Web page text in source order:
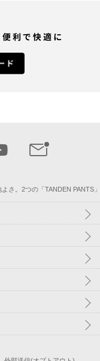
さ。2つの「TANDEN PANTS
外部送信(オプトアウト)